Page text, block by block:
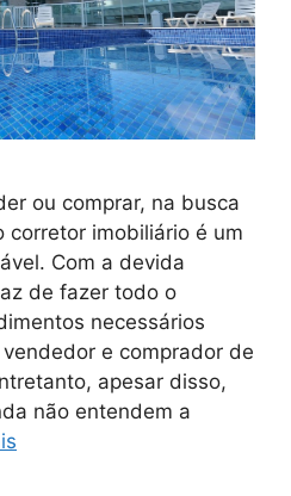
ou comprar, na busca
corretor imobiliário é um
Com a devida
de fazer todo o
necessários
e comprador de
apesar disso,
não entendem a